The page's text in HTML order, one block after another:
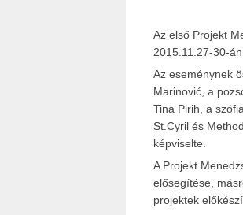
Az első Projekt
2015.11.27-30-án.
Az eseménynek
Marinović, a
Tina Pirih, a
St.Cyril és
képviselte.
A Projekt
elősegítése,
projektek